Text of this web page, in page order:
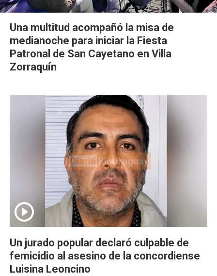
Una multitud acompañó la misa de
medianoche para iniciar la Fiesta
Patronal de San Cayetano en Villa
Zorraquín
Un jurado popular declaró culpable de
femicidio al asesino de la concordiense
Luisina Leoncino